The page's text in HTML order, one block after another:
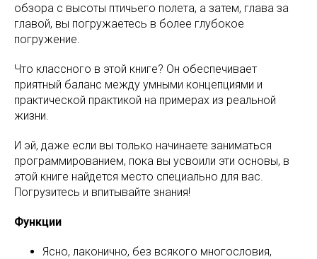
обзора с высоты птичьего полета, а затем, глава за
главой, вы погружаетесь в более глубокое
погружение.
Что классного в этой книге? Он обеспечивает
приятный баланс между умными концепциями и
практической практикой на примерах из реальной
жизни.
И эй, даже если вы только начинаете заниматься
программированием, пока вы усвоили эти основы, в
этой книге найдется место специально для вас.
Погрузитесь и впитывайте знания!
Функции
Ясно, лаконично, без всякого многословия,